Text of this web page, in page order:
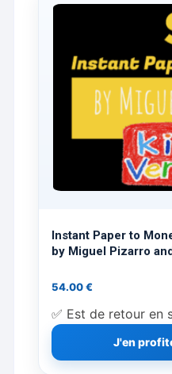
Instant Paper to
by Miguel Pizarro
54.00€
✅ Est de retour en
J'en